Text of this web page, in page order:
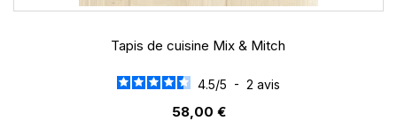
Tapis de cuisine Mix & Mitch
4.5/5 - 2 avis
58,00 €